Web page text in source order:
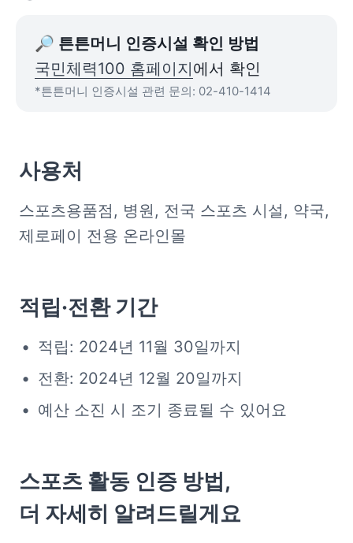
국민체력100 홈페이지
*튼튼머니 인증시설 관련 문의: 02-410-1414
사용처
스포츠용품점, 병원, 전국 스포츠 시설, 약국,
제로페이 전용 온라인몰
적립·전환 기간
적립: 2024년 11월 30일까지
전환: 2024년 12월 20일까지
예산 소진 시 조기 종료될 수 있어요
스포츠 활동 인증 방법,
더 자세히 알려드릴게요